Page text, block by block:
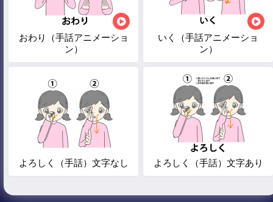
おわり（手話アニメーショ
ン）
いく（手話アニメーショ
ン）
よろしく（手話）文字なし よろしく（手話）文字あり